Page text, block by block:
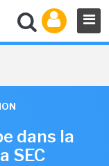
dans la
SEC